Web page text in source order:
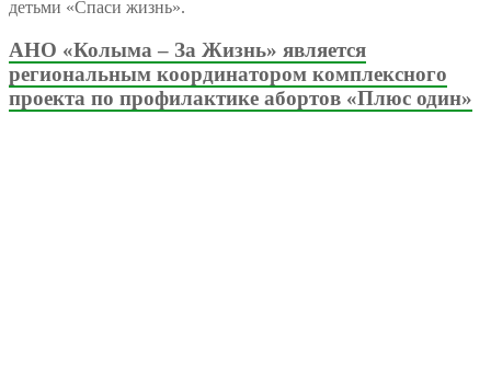
детьми «Спаси жизнь».
АНО «Колыма – За Жизнь» является
региональным координатором комплексного
проекта по профилактике абортов «Плюс один»